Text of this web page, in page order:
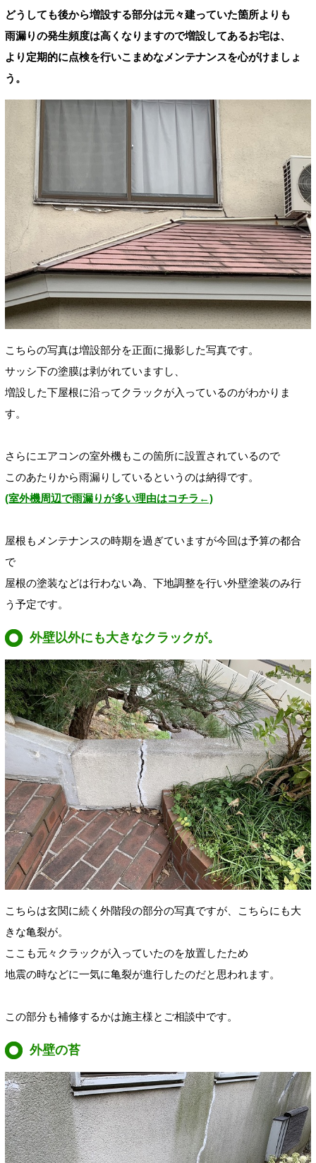
どうしても後から増設する部分は元々建っていた箇所よりも
雨漏りの発生頻度は高くなりますので増設してあるお宅は、
より定期的に点検を行いこまめなメンテナンスを心がけましょ
う。
こちらの写真は増設部分を正面に撮影した写真です。
サッシ下の塗膜は剥がれていますし、
増設した下屋根に沿ってクラックが入っているのがわかりま
す。
さらにエアコンの室外機もこの箇所に設置されているので
このあたりから雨漏りしているというのは納得です。
(室外機周辺で雨漏りが多い理由はコチラ←)
屋根もメンテナンスの時期を過ぎていますが今回は予算の都合
で
屋根の塗装などは行わない為、下地調整を行い外壁塗装のみ行
う予定です。
外壁以外にも大きなクラックが。
こちらは玄関に続く外階段の部分の写真ですが、こちらにも大
きな亀裂が。
ここも元々クラックが入っていたのを放置したため
地震の時などに一気に亀裂が進行したのだと思われます。
この部分も補修するかは施主様とご相談中です。
外壁の苔